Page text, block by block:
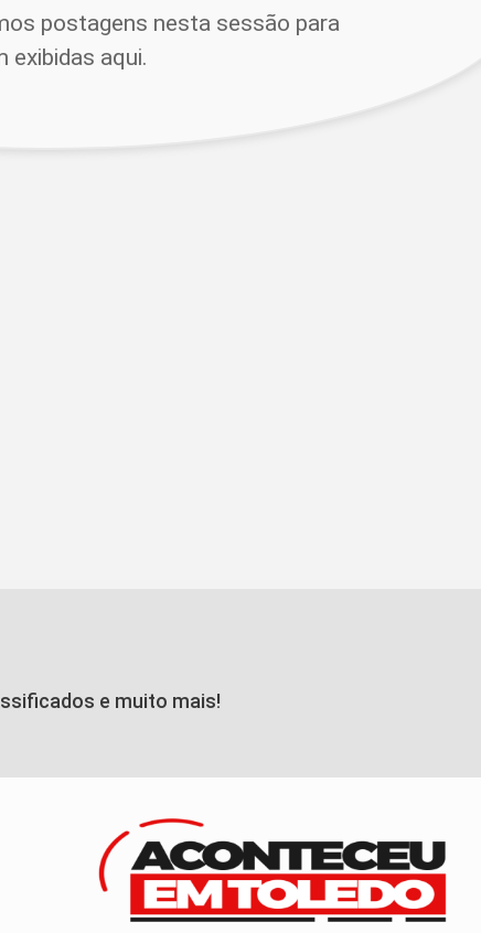
postagens nesta sessão para
exibidas aqui.
e muito mais!